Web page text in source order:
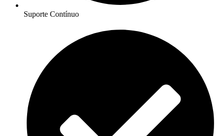
Suporte Contínuo